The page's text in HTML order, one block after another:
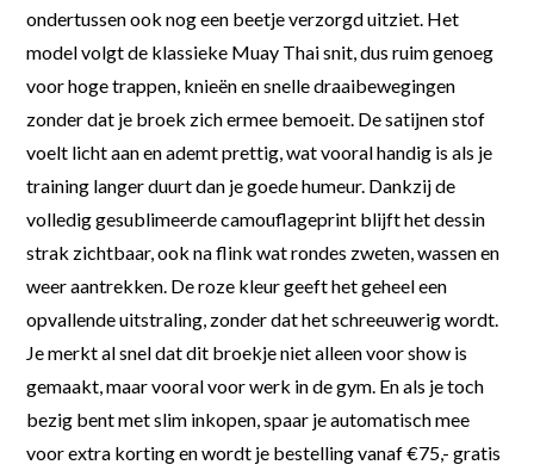
ondertussen ook nog een beetje verzorgd uitziet. Het
model volgt de klassieke Muay Thai snit, dus ruim genoeg
voor hoge trappen, knieën en snelle draaibewegingen
zonder dat je broek zich ermee bemoeit. De satijnen stof
voelt licht aan en ademt prettig, wat vooral handig is als je
training langer duurt dan je goede humeur. Dankzij de
volledig gesublimeerde camouflageprint blijft het dessin
strak zichtbaar, ook na flink wat rondes zweten, wassen en
weer aantrekken. De roze kleur geeft het geheel een
opvallende uitstraling, zonder dat het schreeuwerig wordt.
Je merkt al snel dat dit broekje niet alleen voor show is
gemaakt, maar vooral voor werk in de gym. En als je toch
bezig bent met slim inkopen, spaar je automatisch mee
voor extra korting en wordt je bestelling vanaf €75,- gratis